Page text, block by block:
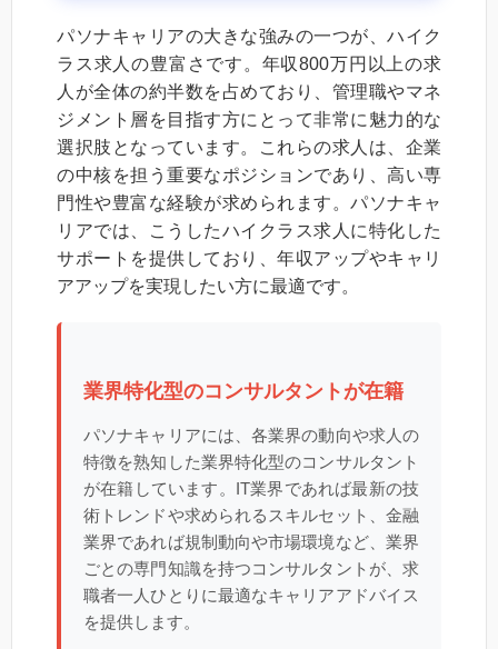
パソナキャリアの大きな強みの一つが、ハイク
ラス求人の豊富さです。年収800万円以上の求
人が全体の約半数を占めており、管理職やマネ
ジメント層を目指す方にとって非常に魅力的な
選択肢となっています。これらの求人は、企業
の中核を担う重要なポジションであり、高い専
門性や豊富な経験が求められます。パソナキャ
リアでは、こうしたハイクラス求人に特化した
サポートを提供しており、年収アップやキャリ
アアップを実現したい方に最適です。
業界特化型のコンサルタントが在籍
パソナキャリアには、各業界の動向や求人の
特徴を熟知した業界特化型のコンサルタント
が在籍しています。IT業界であれば最新の技
術トレンドや求められるスキルセット、金融
業界であれば規制動向や市場環境など、業界
ごとの専門知識を持つコンサルタントが、求
職者一人ひとりに最適なキャリアアドバイス
を提供します。